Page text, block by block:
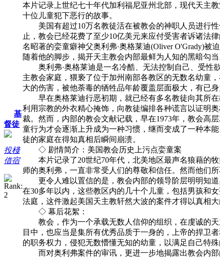
基
督徒
投棧
借宿
本片记录上世纪七十年代加利福尼亚州北部，现代天主
十位儿童犯下恶行的故事。
美国有超过10万名教徒活在被教会的神职人员进行性
止，教会已经花费了至少10亿美元来应付受害者诉诸
名昭著的娈童癖神父奥利弗·奥格莱迪(Oliver O'Grady)
随着他的脚步，揭开天主教会内部最鲜为人知的黑暗勾
奥利弗·奥格莱迪是一名冷酷、无法控制自己、受性
主教会家庭，猥亵了位于加州南部各教区的无数名幼童
大的伤害，被他荼毒的牺牲品年龄覆盖层面极大，有已
早在奥格莱迪行恶初期，就已经有多名教徒向其所在
利用宗教的外衣精心掩饰，向教徒编排各种谎言以证明
裁。然而，内部的教会文献记载，早在1973年，教会高
童行为才会逐渐上升成为一种习惯，继而变成了一种
徒的家庭在得知真相后瞬间崩溃。
◇ 剧情简介：美国教会历史上污点娈童案
本片记录了20世纪70年代，北美地区最声名狼藉的牧
师的奥利弗，一直非常受人们的尊敬和信任。然而他们
更令人难以置信的是，教会内部的领导阶层明明知道
在30多年以内，这些教区内的几十个儿童，包括男孩和
法庭，这件激起美国天主教轩然大波的案件才得以真相
◇ 幕后花絮：
教会，作为一个承载无数人信仰的组织，在虔诚的天
目中，也应当是集所有优秀品质于一身的，上帝的捍卫
的职务权力，侵犯无数懵懂无知的幼童，以满足自己特
而对奥利弗案件的审讯，更进一步地揭露出教会内部